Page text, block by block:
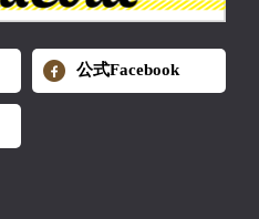
公式Facebook